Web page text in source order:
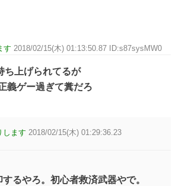
す 2018/02/15(木) 01:13:50.87 ID:s87sysMW0
ち上げられてるが
義ゲー過ぎて糞だろ
します 2018/02/15(木) 01:29:36.23
るやろ。初心者救済武器やで。